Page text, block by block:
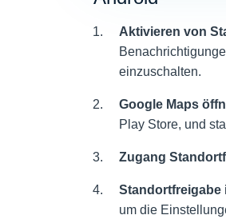
Aktivieren von
einzuschalten.
Google Maps
Play Store, und
Zugang
Standortfreigabe
um die